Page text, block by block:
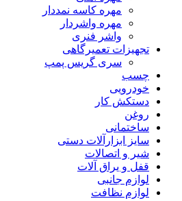
مهره کاسه نمددار
مهره واشردار
واشر فنری
تجهیزات تعمیرگاهی
سری گریس پمپ
چسب
خودرویی
دستکش کار
روغن
ساختمانی
سایز ابزارآلات دستی
شیر و اتصالات
قفل و یراق آلات
لوازم جانبی
لوازم نظافت